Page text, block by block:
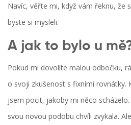
Navíc, věřte mi, když vám řeknu, že
byste si mysleli.
A jak to bylo u
Pokud mi dovolíte malou odbočku,
o svoji zkušenost s fixními rovnátky.
jsem pocit, jakoby mi něco
svou novou podobu chvíli zvykala.